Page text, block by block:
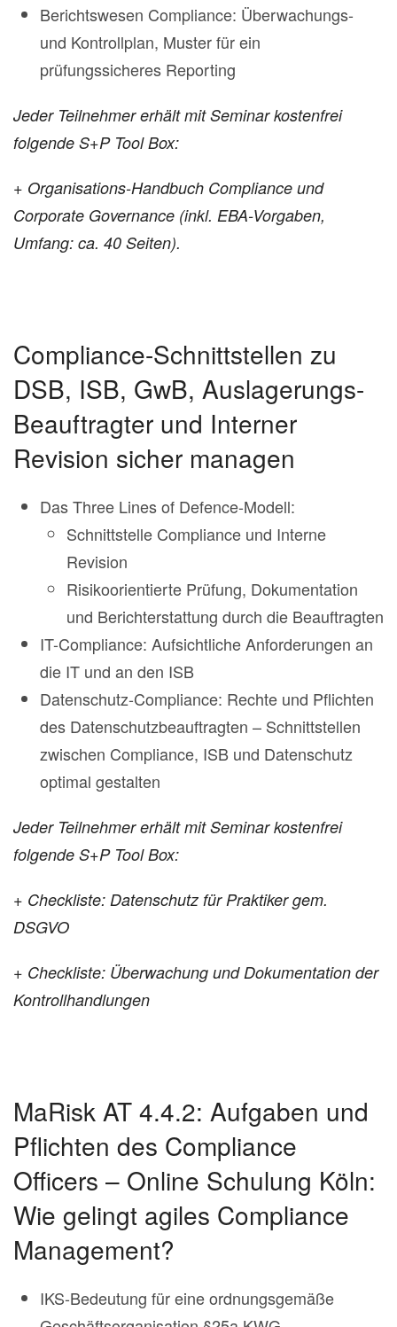
Berichtswesen Compliance: Überwachungs-
und Kontrollplan, Muster für ein
prüfungssicheres Reporting
Jeder Teilnehmer erhält mit Seminar kostenfrei
folgende S+P Tool Box:
+ Organisations-Handbuch Compliance und
Corporate Governance (inkl. EBA-Vorgaben,
Umfang: ca. 40 Seiten).
Compliance-Schnittstellen zu
DSB, ISB, GwB, Auslagerungs-
Beauftragter und Interner
Revision sicher managen
Das Three Lines of Defence-Modell:
Schnittstelle Compliance und Interne
Revision
Risikoorientierte Prüfung, Dokumentation
und Berichterstattung durch die Beauftragten
IT-Compliance: Aufsichtliche Anforderungen an
die IT und an den ISB
Datenschutz-Compliance: Rechte und Pflichten
des Datenschutzbeauftragten – Schnittstellen
zwischen Compliance, ISB und Datenschutz
optimal gestalten
Jeder Teilnehmer erhält mit Seminar kostenfrei
folgende S+P Tool Box:
+ Checkliste: Datenschutz für Praktiker gem.
DSGVO
+ Checkliste: Überwachung und Dokumentation der
Kontrollhandlungen
MaRisk AT 4.4.2: Aufgaben und
Pflichten des Compliance
Officers – Online Schulung Köln:
Wie gelingt agiles Compliance
Management?
IKS-Bedeutung für eine ordnungsgemäße